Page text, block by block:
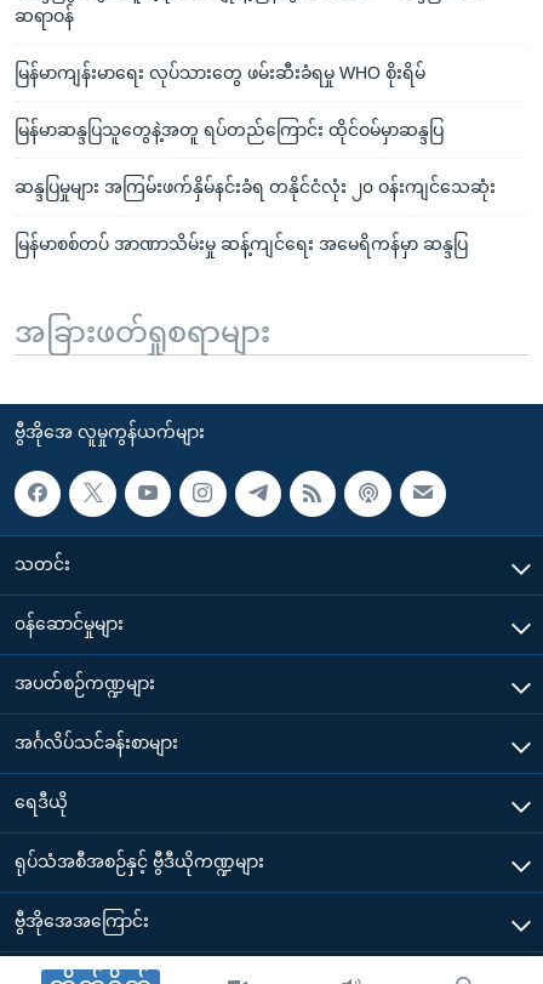
ဆရာဝန်
မြန်မာကျန်းမာရေး လုပ်သားတွေ ဖမ်းဆီးခံရမှု WHO စိုးရိမ်
မြန်မာဆန္ဒပြသူတွေနဲ့အတူ ရပ်တည်ကြောင်း ထိုင်ဝမ်မှာဆန္ဒပြ
ဆန္ဒပြမှုများ အကြမ်းဖက်နှိမ်နင်းခံရ တနိုင်ငံလုံး ၂၀ ဝန်းကျင်သေဆုံး
မြန်မာစစ်တပ် အာဏာသိမ်းမှု ဆန့်ကျင်ရေး အမေရိကန်မှာ ဆန္ဒပြ
အခြားဖတ်ရှုစရာများ
ဗွီအိုအေ လူမှုကွန်ယက်များ
သတင်း
၀န်ဆောင်မှုများ
အပတ်စဉ်ကဏ္ဍများ
အင်္ဂလိပ်သင်ခန်းစာများ
ရေဒီယို
ရုပ်သံအစီအစဉ်နှင့် ဗွီဒီယိုကဏ္ဍများ
ဗွီအိုအေအကြောင်း